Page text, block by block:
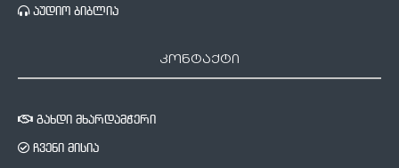
აუდიო ბიბლია
კონტაქტი
გახდი მხარდამჭერი
ჩვენი მისია